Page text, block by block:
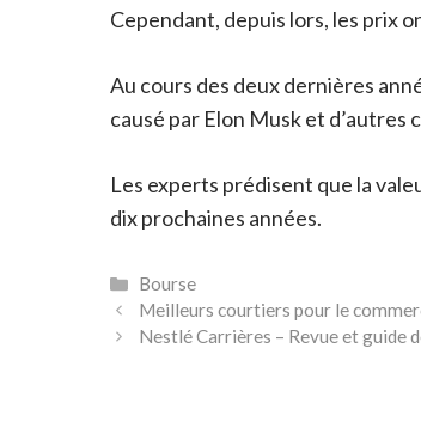
Cependant, depuis lors, les prix
Au cours des deux dernières
causé par Elon Musk et
Les experts prédisent que la
dix prochaines années.
Catégories
Bourse
Meilleurs courtiers pour le
Nestlé Carrières – Revue et guide